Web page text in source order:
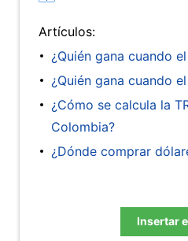
Artículos:
¿Quién gana cuando
¿Quién gana cuando
¿Cómo se calcula la
Colombia?
¿Dónde comprar
Insertar